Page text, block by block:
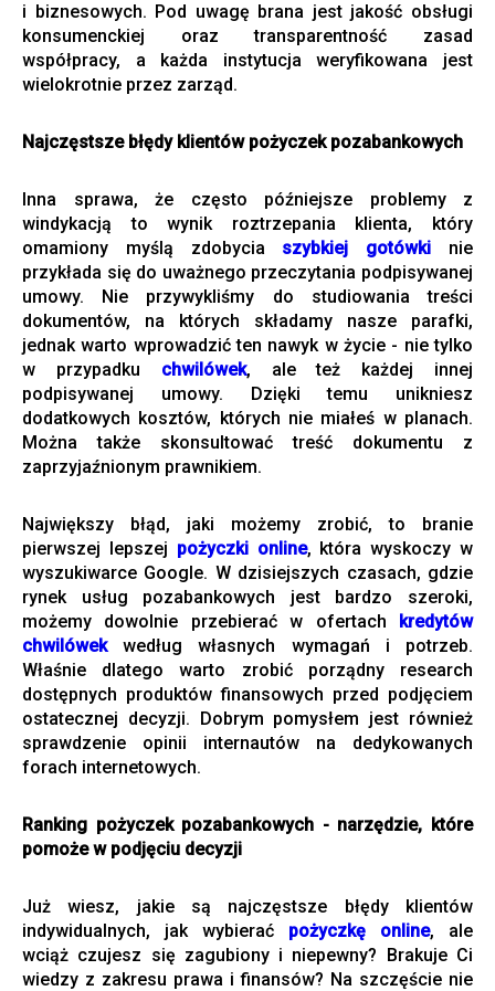
i biznesowych. Pod uwagę brana jest jakość obsługi
konsumenckiej oraz transparentność zasad
współpracy, a każda instytucja weryfikowana jest
wielokrotnie przez zarząd.
Najczęstsze błędy klientów pożyczek pozabankowych
Inna sprawa, że często późniejsze problemy z
windykacją to wynik roztrzepania klienta, który
omamiony myślą zdobycia szybkiej gotówki nie
przykłada się do uważnego przeczytania podpisywanej
umowy. Nie przywykliśmy do studiowania treści
dokumentów, na których składamy nasze parafki,
jednak warto wprowadzić ten nawyk w życie - nie tylko
w przypadku chwilówek, ale też każdej innej
podpisywanej umowy. Dzięki temu unikniesz
dodatkowych kosztów, których nie miałeś w planach.
Można także skonsultować treść dokumentu z
zaprzyjaźnionym prawnikiem.
Największy błąd, jaki możemy zrobić, to branie
pierwszej lepszej pożyczki online, która wyskoczy w
wyszukiwarce Google. W dzisiejszych czasach, gdzie
rynek usług pozabankowych jest bardzo szeroki,
możemy dowolnie przebierać w ofertach kredytów
chwilówekwedług własnych wymagań i potrzeb.
Właśnie dlatego warto zrobić porządny research
dostępnych produktów finansowych przed podjęciem
ostatecznej decyzji. Dobrym pomysłem jest również
sprawdzenie opinii internautów na dedykowanych
forach internetowych.
Ranking pożyczek pozabankowych - narzędzie, które
pomoże w podjęciu decyzji
Już wiesz, jakie są najczęstsze błędy klientów
indywidualnych, jak wybierać pożyczkę online, ale
wciąż czujesz się zagubiony i niepewny? Brakuje Ci
wiedzy z zakresu prawa i finansów? Na szczęście nie